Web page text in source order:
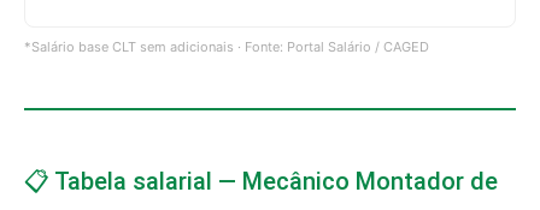
*Salário base CLT sem adicionais · Fonte: Portal Salário / CAGED
📋 Tabela salarial — Mecânico Montador de